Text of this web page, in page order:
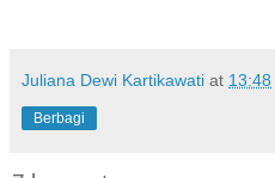
Juliana Dewi Kartikawati at 13:48
Berbagi